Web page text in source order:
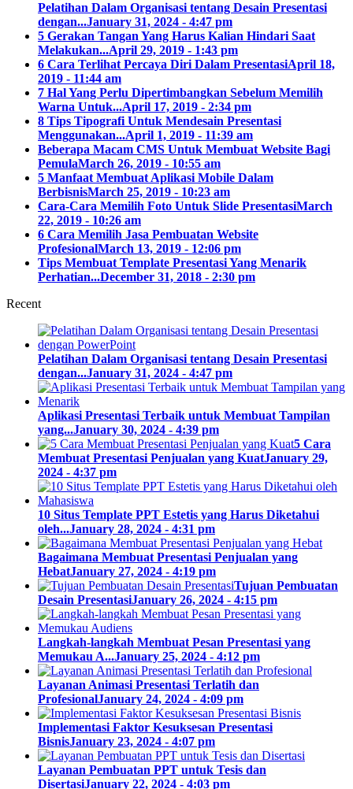
Pelatihan Dalam Organisasi tentang Desain Presentasi
dengan...January 31, 2024 - 4:47 pm
5 Gerakan Tangan Yang Harus Kalian Hindari Saat
Melakukan...April 29, 2019 - 1:43 pm
6 Cara Terlihat Percaya Diri Dalam PresentasiApril 18,
2019 - 11:44 am
7 Hal Yang Perlu Dipertimbangkan Sebelum Memilih
Warna Untuk...April 17, 2019 - 2:34 pm
8 Tips Tipografi Untuk Mendesain Presentasi
Menggunakan...April 1, 2019 - 11:39 am
Beberapa Macam CMS Untuk Membuat Website Bagi
PemulaMarch 26, 2019 - 10:55 am
5 Manfaat Membuat Aplikasi Mobile Dalam
BerbisnisMarch 25, 2019 - 10:23 am
Cara-Cara Memilih Foto Untuk Slide PresentasiMarch
22, 2019 - 10:26 am
6 Cara Memilih Jasa Pembuatan Website
ProfesionalMarch 13, 2019 - 12:06 pm
Tips Membuat Template Presentasi Yang Menarik
Perhatian...December 31, 2018 - 2:30 pm
Recent
Pelatihan Dalam Organisasi tentang Desain Presentasi
dengan...January 31, 2024 - 4:47 pm
Aplikasi Presentasi Terbaik untuk Membuat Tampilan
yang...January 30, 2024 - 4:39 pm
5 Cara
Membuat Presentasi Penjualan yang KuatJanuary 29,
2024 - 4:37 pm
10 Situs Template PPT Estetis yang Harus Diketahui
oleh...January 28, 2024 - 4:31 pm
Bagaimana Membuat Presentasi Penjualan yang
HebatJanuary 27, 2024 - 4:19 pm
Tujuan Pembuatan
Desain PresentasiJanuary 26, 2024 - 4:15 pm
Langkah-langkah Membuat Pesan Presentasi yang
Memukau A...January 25, 2024 - 4:12 pm
Layanan Animasi Presentasi Terlatih dan
ProfesionalJanuary 24, 2024 - 4:09 pm
Implementasi Faktor Kesuksesan Presentasi
BisnisJanuary 23, 2024 - 4:07 pm
Layanan Pembuatan PPT untuk Tesis dan
DisertasiJanuary 22, 2024 - 4:03 pm